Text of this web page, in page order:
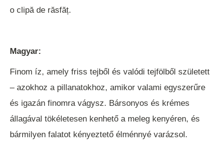
o clipă de răsfăț.
Magyar:
Finom íz, amely friss tejből és valódi tejfölből született
– azokhoz a pillanatokhoz, amikor valami egyszerűre
és igazán finomra vágysz. Bársonyos és krémes
állagával tökéletesen kenhető a meleg kenyéren, és
bármilyen falatot kényeztető élménnyé varázsol.